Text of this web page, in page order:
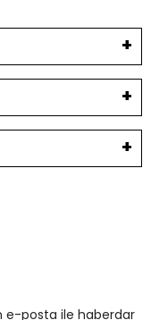
e-posta ile haberdar